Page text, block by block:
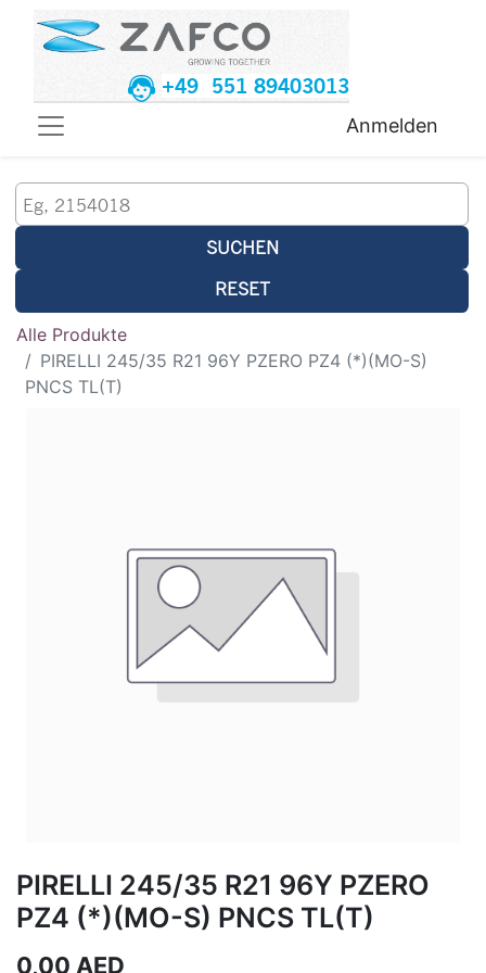
+49 551 89403013
Anmelden
SUCHEN
RESET
Alle Produkte
PIRELLI 245/35 R21 96Y PZERO PZ4 (*)(MO-S)
PNCS TL(T)
PIRELLI 245/35 R21 96Y PZERO
PZ4 (*)(MO-S) PNCS TL(T)
0,00 AED